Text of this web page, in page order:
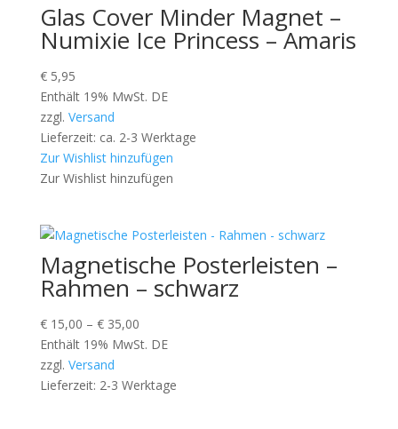
Glas Cover Minder Magnet –
Numixie Ice Princess – Amaris
€5,95
Enthält 19% MwSt. DE
zzgl. Versand
Lieferzeit: ca. 2-3 Werktage
Zur Wishlist hinzufügen
Zur Wishlist hinzufügen
Magnetische Posterleisten –
Rahmen – schwarz
€15,00 – €35,00Preisspanne:
€ 15,00
€ 35,00
Enthält 19% MwSt. DE
zzgl. Versand
Lieferzeit: 2-3 Werktage